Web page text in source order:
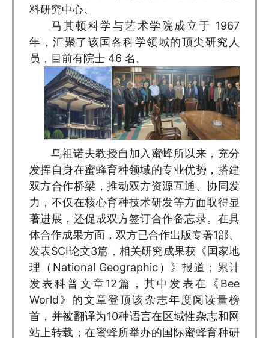
料研究中心。
马其顿科学与艺术学院成立于 1967
年，汇聚了该国各科学领域的顶尖研究人
员，目前有院士 46 名。
乌祖诺夫教授自加入蜜蜂所以来，充分
发挥自身在蜜蜂育种领域的专业优势，搭建
双方合作桥梁，推动双方资源互通、协同发
力，不仅在核心育种技术研发等方面取得显
著进展，还促成双方签订合作备忘录。在具
体合作成果方面，双方已合作出版专著1部、
发表SCI论文3篇，相关研究成果获《国家地
理（National Geographic）》报道；累计
发表科普文章12篇，其中发表在《Bee
World》的文章登顶该杂志年度阅读量榜
首，并被翻译为10种语言在区域性杂志和网
站上转载；在蜜蜂所举办的国际蜜蜂育种研